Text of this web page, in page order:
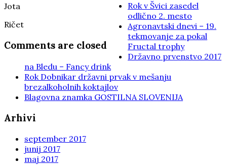
Jota
Ričet
Comments are closed
Rok v Švici zasedel
odlično 2. mesto
Agronavtski dnevi – 19.
tekmovanje za pokal
Fructal trophy
Državno prvenstvo 2017
na Bledu – Fancy drink
Rok Dobnikar državni prvak v mešanju
brezalkoholnih koktajlov
Blagovna znamka GOSTILNA SLOVENIJA
Arhivi
september 2017
junij 2017
maj 2017